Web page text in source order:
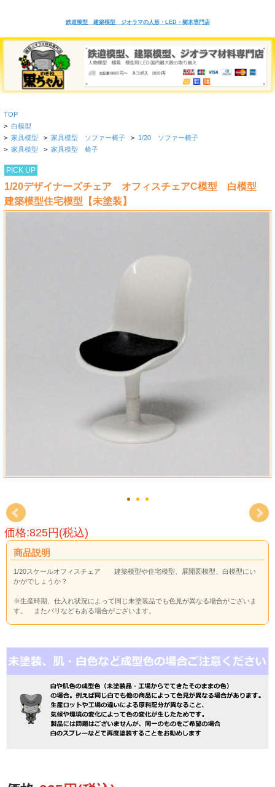
鉄道模型 建築模型 ジオラマの人形・LED・樹木専門店
TOP
> 白模型
> 家具模型 > 家具模型 ソファー椅子 > 1/20 ソファー椅子
> 家具模型 > 家具模型 椅子
PICK UP
1/20デザイナーズチェア オフィスチェアC模型 白模型
建築模型住宅模型【未塗装】
価格:825円(税込)
商品説明
1/20スケールオフィスチェア 建築模型や住宅模型、展開図模型、白模型にい
かがでしょうか？
※生産時期、仕入れ状況によって同じ未塗装品でも色見が異なる場合がございま
す。 またバリなどもある場合がございます。